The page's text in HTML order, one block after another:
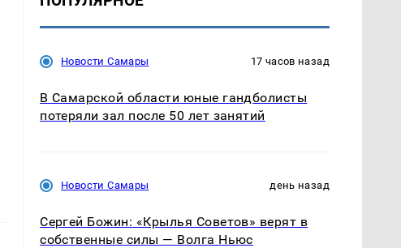
Новости Самары 17 часов назад
В Самарской области юные гандболисты
потеряли зал после 50 лет занятий
Новости Самары день назад
Сергей Божин: «Крылья Советов» верят в
собственные силы — Волга Ньюс